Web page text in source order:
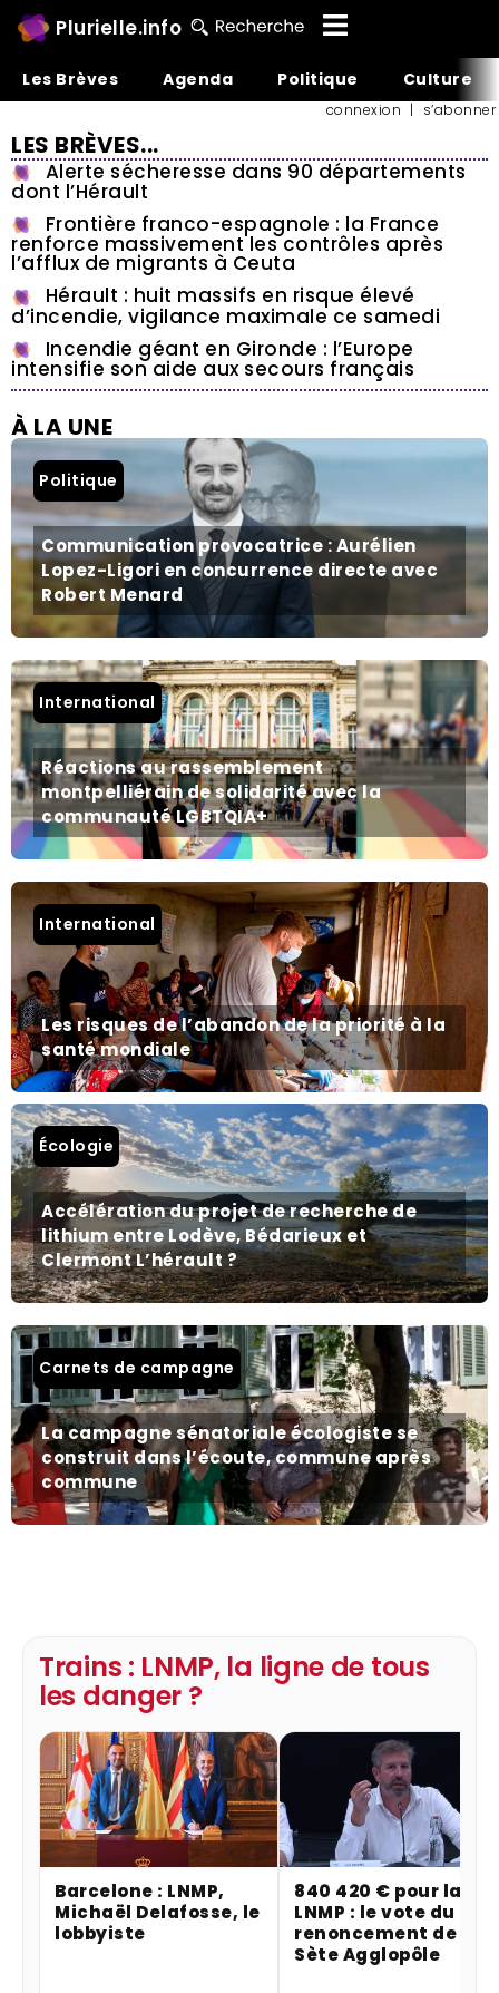
Plurielle.info
Les Brèves Agenda Politique Culture
connexion | s’abonner
LES BRÈVES...
Alerte sécheresse dans 90 départements
dont l’Hérault
Frontière franco-espagnole : la France
renforce massivement les contrôles après
l’afflux de migrants à Ceuta
Hérault : huit massifs en risque élevé
d’incendie, vigilance maximale ce samedi
Incendie géant en Gironde : l’Europe
intensifie son aide aux secours français
À LA UNE
Politique
Communication provocatrice : Aurélien
Lopez-Ligori en concurrence directe avec
Robert Menard
International
Réactions au rassemblement
montpelliérain de solidarité avec la
communauté LGBTQIA+
International
Les risques de l’abandon de la priorité à la
santé mondiale
Écologie
Accélération du projet de recherche de
lithium entre Lodève, Bédarieux et
Clermont L’hérault ?
Carnets de campagne
La campagne sénatoriale écologiste se
construit dans l’écoute, commune après
commune
Trains : LNMP, la ligne de tous
les danger ?
Barcelone : LNMP,
Michaël Delafosse, le
lobbyiste
840 420 € pour la
LNMP : le vote du
renoncement de
Sète Agglopôle